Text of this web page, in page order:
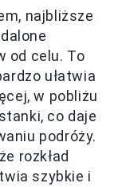
najbliższe
od celu. To
ułatwia
w pobliżu
co daje
podróży.
rozkład
szybkie i